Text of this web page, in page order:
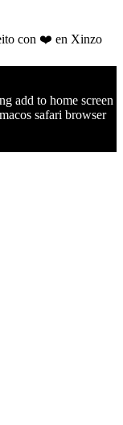
con ❤️ en Xinzo
add to home screen
safari browser